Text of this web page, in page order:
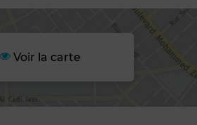
Voir la carte